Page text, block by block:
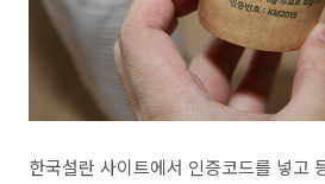
한국설란 사이트에서 인증코드를 넣고